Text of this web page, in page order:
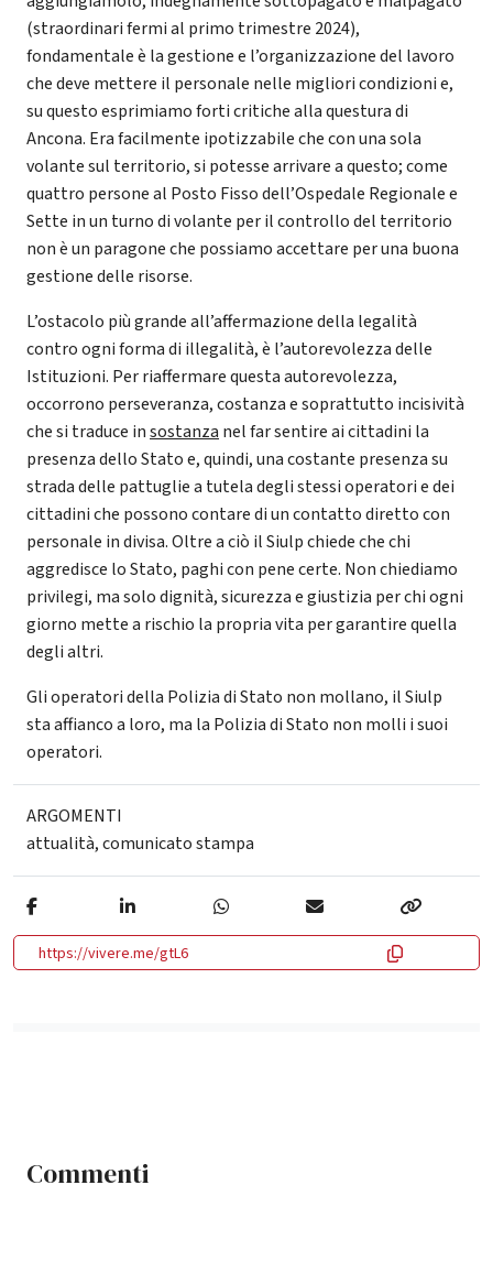
(straordinari fermi al primo trimestre 2024),
fondamentale è la gestione e l’organizzazione del lavoro
che deve mettere il personale nelle migliori condizioni e,
su questo esprimiamo forti critiche alla questura di
Ancona. Era facilmente ipotizzabile che con una sola
volante sul territorio, si potesse arrivare a questo; come
quattro persone al Posto Fisso dell’Ospedale Regionale e
Sette in un turno di volante per il controllo del territorio
non è un paragone che possiamo accettare per una buona
gestione delle risorse.
L’ostacolo più grande all’affermazione della legalità
contro ogni forma di illegalità, è l’autorevolezza delle
Istituzioni. Per riaffermare questa autorevolezza,
occorrono perseveranza, costanza e soprattutto incisività
che si traduce insostanza nel far sentire ai cittadini la
presenza dello Stato e, quindi, una costante presenza su
strada delle pattuglie a tutela degli stessi operatori e dei
cittadini che possono contare di un contatto diretto con
personale in divisa. Oltre a ciò il Siulp chiede che chi
aggredisce lo Stato, paghi con pene certe. Non chiediamo
privilegi, ma solo dignità, sicurezza e giustizia per chi ogni
giorno mette a rischio la propria vita per garantire quella
degli altri.
Gli operatori della Polizia di Stato non mollano, il Siulp
sta affianco a loro, ma la Polizia di Stato non molli i suoi
operatori.
ARGOMENTI
attualità,comunicato stampa
https://vivere.me/gtL6
Commenti